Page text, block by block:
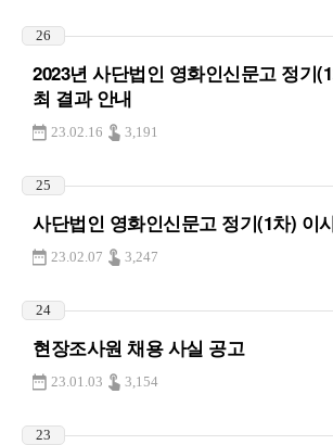
26
2023년 사단법인 영화인신문고 정기
최 결과 안내
23.02.16 3,191
25
사단법인 영화인신문고 정기(1차) 이
23.02.07 3,247
24
현장조사원 채용 사실 공고
23.01.03 3,154
23